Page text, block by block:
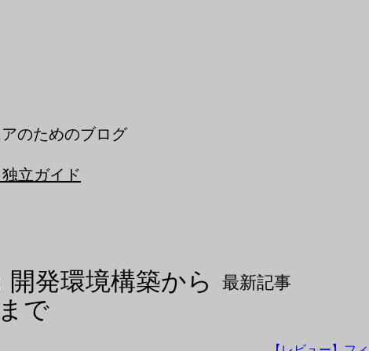
のためのブログ
立ガイド
発環境構築から
で
最新記事